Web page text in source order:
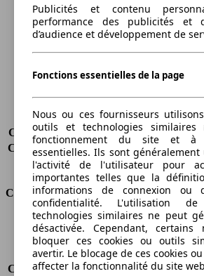
Hauteur
Largeur
Empattement
Poids maximum
Charge maximale
Sièges
5
Charge sur toit
-
Capacité de remorquage (sans freins) -
Capacité de remorquage (avec freins)
Volume du coffre
Consommation
Émissions de CO2*
223 g/km
Consommation (ville)
11.2 l/100km
Consommation (route)
6.9 l/100km
Consommation (combinée)* 8.4 l/100km
Publicités et contenu
performance des publicités et
d’audience et développement de
Fonctions essentielles de la page
Nous ou ces fournisseurs
outils et technologies similaires
fonctionnement du site et à
essentielles. Ils sont
l'activité de l'utilisateur pour
importantes telles que la
informations de connexion ou
confidentialité. L'utilisation
technologies similaires ne peut
désactivée. Cependant, certains
bloquer ces cookies ou outils
avertir. Le blocage de ces cookies
affecter la fonctionnalité du site